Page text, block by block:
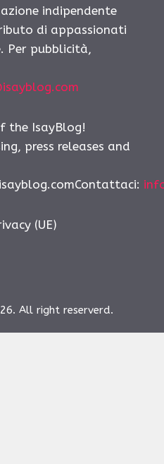
indipendente
di appassionati
Per pubblicità,
the IsayBlog!
press releases and
:
(UE)
All right reserverd.